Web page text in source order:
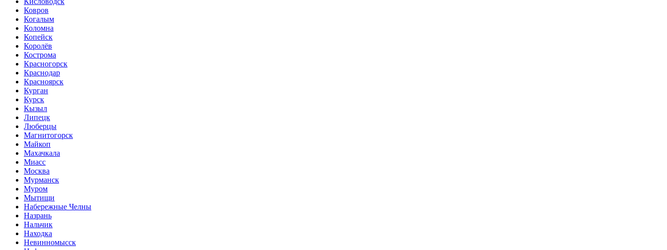
Ковров
Когалым
Коломна
Копейск
Королёв
Кострома
Красногорск
Краснодар
Красноярск
Курган
Курск
Кызыл
Липецк
Люберцы
Магнитогорск
Майкоп
Махачкала
Миасс
Москва
Мурманск
Муром
Мытищи
Набережные Челны
Назрань
Нальчик
Находка
Невинномысск